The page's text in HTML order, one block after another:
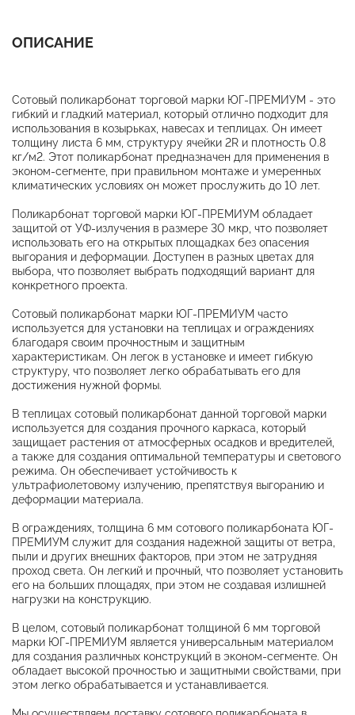
ОПИСАНИЕ
Сотовый поликарбонат торговой марки ЮГ-ПРЕМИУМ - это
гибкий и гладкий материал, который отлично подходит для
использования в козырьках, навесах и теплицах. Он имеет
толщину листа 6 мм, структуру ячейки 2R и плотность 0.8
кг/м2. Этот поликарбонат предназначен для применения в
эконом-сегменте, при правильном монтаже и умеренных
климатических условиях он может прослужить до 10 лет.
Поликарбонат торговой марки ЮГ-ПРЕМИУМ обладает
защитой от УФ-излучения в размере 30 мкр, что позволяет
использовать его на открытых площадках без опасения
выгорания и деформации. Доступен в разных цветах для
выбора, что позволяет выбрать подходящий вариант для
конкретного проекта.
Сотовый поликарбонат марки ЮГ-ПРЕМИУМ часто
используется для установки на теплицах и ограждениях
благодаря своим прочностным и защитным
характеристикам. Он легок в установке и имеет гибкую
структуру, что позволяет легко обрабатывать его для
достижения нужной формы.
В теплицах сотовый поликарбонат данной торговой марки
используется для создания прочного каркаса, который
защищает растения от атмосферных осадков и вредителей,
а также для создания оптимальной температуры и светового
режима. Он обеспечивает устойчивость к
ультрафиолетовому излучению, препятствуя выгоранию и
деформации материала.
В ограждениях, толщина 6 мм сотового поликарбоната ЮГ-
ПРЕМИУМ служит для создания надежной защиты от ветра,
пыли и других внешних факторов, при этом не затрудняя
проход света. Он легкий и прочный, что позволяет установить
его на больших площадях, при этом не создавая излишней
нагрузки на конструкцию.
В целом, сотовый поликарбонат толщиной 6 мм торговой
марки ЮГ-ПРЕМИУМ является универсальным материалом
для создания различных конструкций в эконом-сегменте. Он
обладает высокой прочностью и защитными свойствами, при
этом легко обрабатывается и устанавливается.